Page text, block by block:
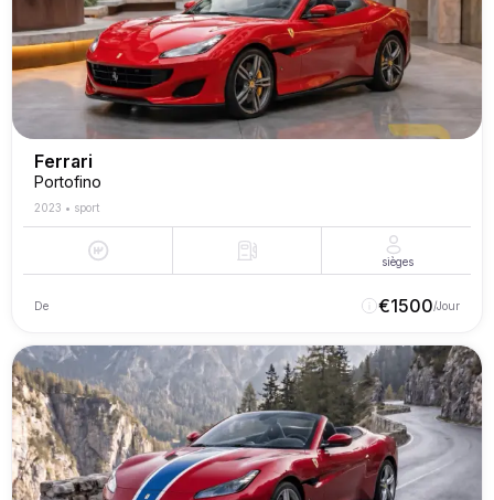
Ferrari
Portofino
2023 • sport
sièges
De €1500/Jour